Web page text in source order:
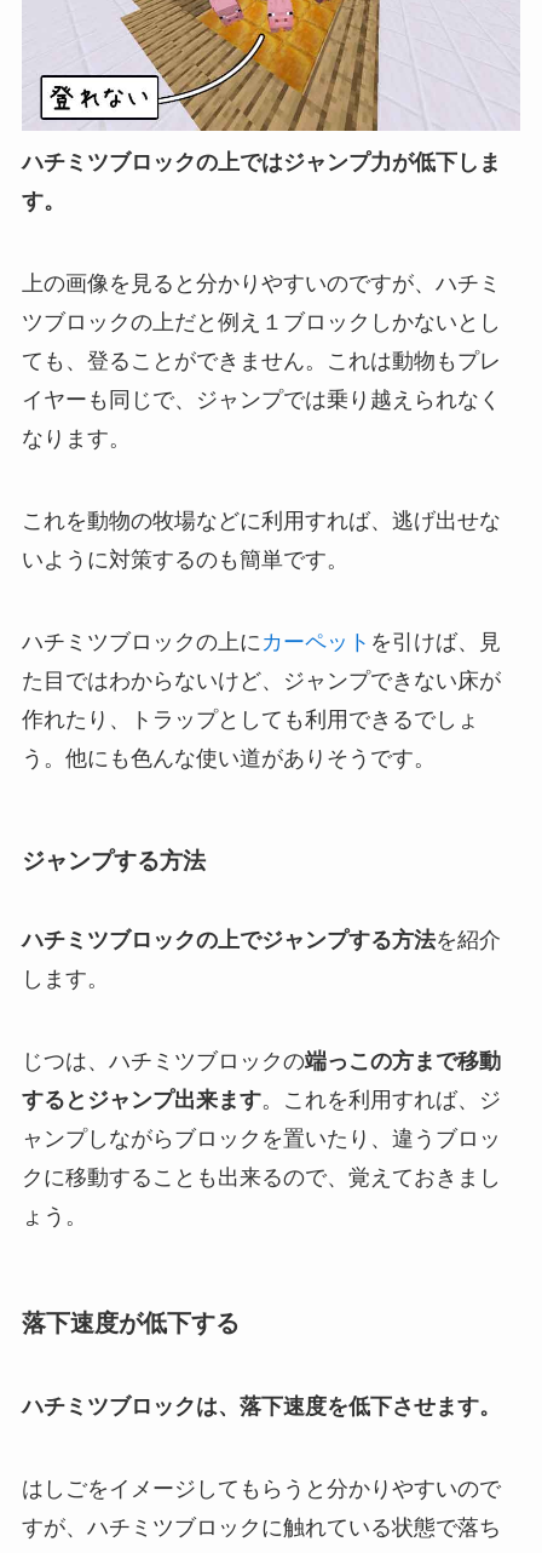
ハチミツブロックの上ではジャンプ力が低下しま
す。
上の画像を見ると分かりやすいのですが、ハチミ
ツブロックの上だと例え１ブロックしかないとし
ても、登ることができません。これは動物もプレ
イヤーも同じで、ジャンプでは乗り越えられなく
なります。
これを動物の牧場などに利用すれば、逃げ出せな
いように対策するのも簡単です。
ハチミツブロックの上に カーペット を引けば、見
た目ではわからないけど、ジャンプできない床が
作れたり、トラップとしても利用できるでしょ
う。他にも色んな使い道がありそうです。
ジャンプする方法
ハチミツブロックの上でジャンプする方法を紹介
します。
じつは、ハチミツブロックの端っこの方まで移動
するとジャンプ出来ます。これを利用すれば、ジ
ャンプしながらブロックを置いたり、違うブロッ
クに移動することも出来るので、覚えておきまし
ょう。
落下速度が低下する
ハチミツブロックは、落下速度を低下させます。
はしごをイメージしてもらうと分かりやすいので
すが、ハチミツブロックに触れている状態で落ち